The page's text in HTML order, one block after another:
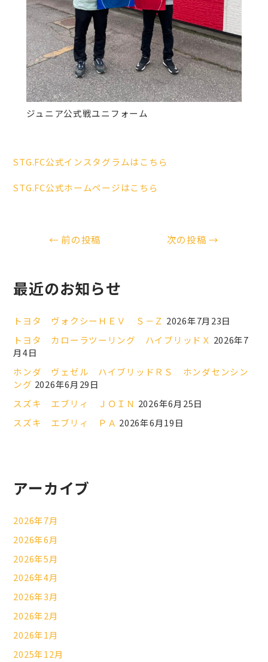
ジュニア公式戦ユニフォーム
STG.FC公式インスタグラムはこちら
STG.FC公式ホームページはこちら
← 前の投稿 次の投稿→
最近のお知らせ
トヨタ ヴォクシーＨＥＶ Ｓ－Ｚ 2026年7月23日
トヨタ カローラツーリング ハイブリッドＸ 2026年7
月4日
ホンダ ヴェゼル ハイブリッドＲＳ ホンダセンシン
ング 2026年6月29日
スズキ エブリィ ＪＯＩＮ 2026年6月25日
スズキ エブリィ ＰＡ 2026年6月19日
アーカイブ
2026年7月
2026年6月
2026年5月
2026年4月
2026年3月
2026年2月
2026年1月
2025年12月